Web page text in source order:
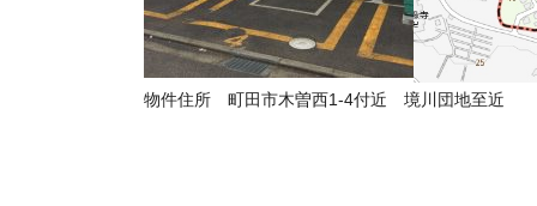
物件住所 町田市木曽西1-4付近 境川団地至近